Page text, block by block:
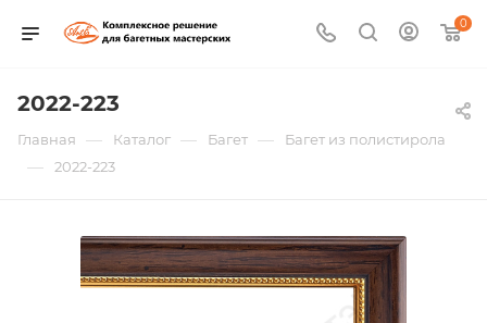
0
2022-223
Главная — Каталог — Багет — Багет из полистирола
— 2022-223